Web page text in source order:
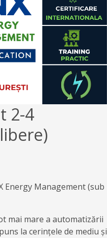
2-4
Energy Management (sub
mai mare a automatizării
la cerințele de mediu și